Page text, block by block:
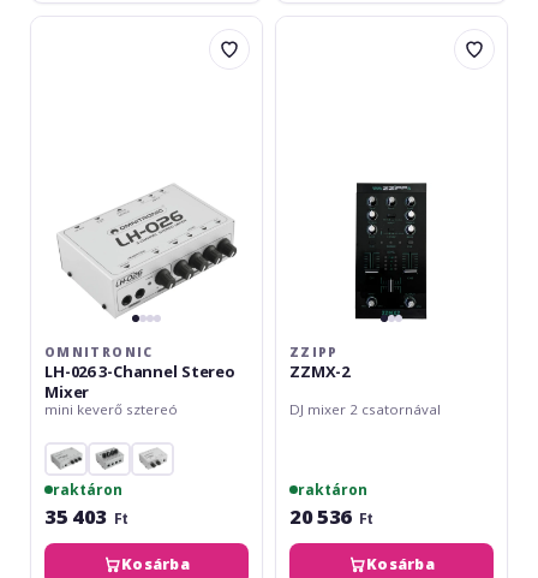
Omnitronic
OMNITRONIC
LH-026 3-Channel Stereo
Mixer
mini keverő sztereó
raktáron
35 403 Ft
Kosárba
Zzipp
ZZIPP
ZZMX-2
DJ mixer 2 csatornával
raktáron
20 536 Ft
Kosárba